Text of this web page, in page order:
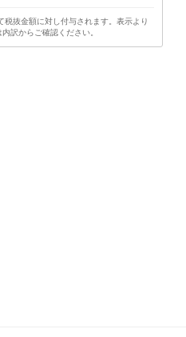
抜金額に対し付与されます。表示より
訳からご確認ください。